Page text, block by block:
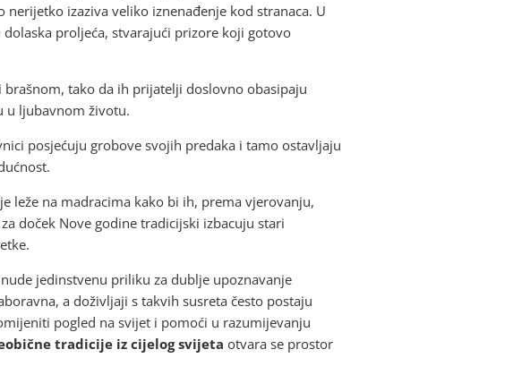
izaziva veliko iznenađenje kod stranaca. U
proljeća, stvarajući prizore koji gotovo
brašnom, tako da ih prijatelji doslovno obasipaju
u ljubavnom životu.
posjećuju grobove svojih predaka i tamo ostavljaju
leže na madracima kako bi ih, prema vjerovanju,
doček Nove godine tradicijski izbacuju stari
jedinstvenu priliku za dublje upoznavanje
a doživljaji s takvih susreta često postaju
pogled na svijet i pomoći u razumijevanju
tradicije iz cijelog svijeta otvara se prostor